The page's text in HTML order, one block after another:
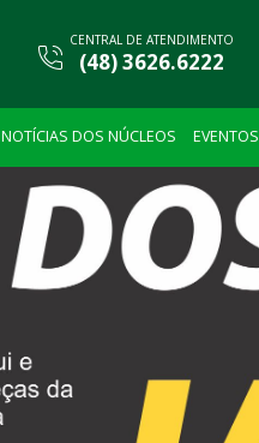
CENTRAL DE ATENDIMENTO
(48) 3626.6222
NOTÍCIAS DOS NÚCLEOS EVENTOS